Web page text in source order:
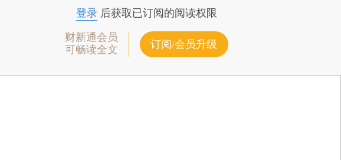
登录后获取已订阅的阅读权限
财新通会员
可畅读全文
订阅/会员升级